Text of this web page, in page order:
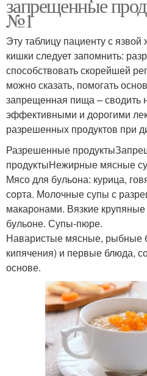
№1
Эту таблицу пациенту с
кишки следует запомнить:
способствовать скорейшей
можно сказать, помогать
запрещенная пища – сводить
эффективными и дорогими
разрешенных продуктов при
Разрешенные
продуктыНежирные мясные
Мясо для бульона: курица,
сорта. Молочные супы с
макаронами. Вязкие
бульоне. Супы-пюре.
Наваристые мясные, рыбные
кипячения) и первые блюда,
основе.